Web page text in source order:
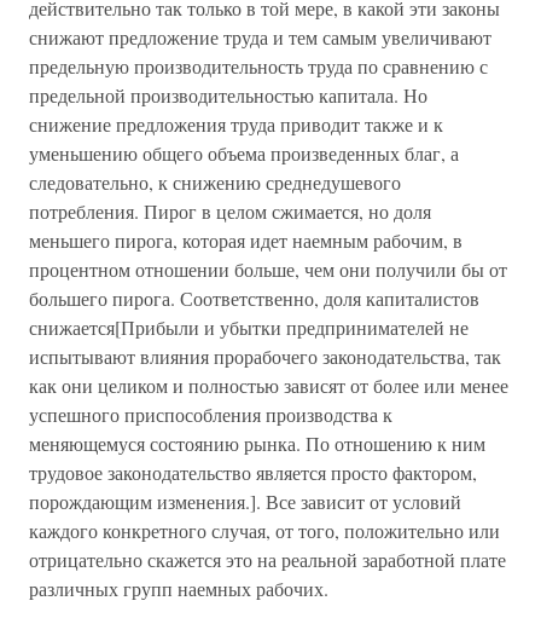
действительно так только в той мере, в какой эти законы
снижают предложение труда и тем самым увеличивают
предельную производительность труда по сравнению с
предельной производительностью капитала. Но
снижение предложения труда приводит также и к
уменьшению общего объема произведенных благ, а
следовательно, к снижению среднедушевого
потребления. Пирог в целом сжимается, но доля
меньшего пирога, которая идет наемным рабочим, в
процентном отношении больше, чем они получили бы от
большего пирога. Соответственно, доля капиталистов
снижается[Прибыли и убытки предпринимателей не
испытывают влияния прорабочего законодательства, так
как они целиком и полностью зависят от более или менее
успешного приспособления производства к
меняющемуся состоянию рынка. По отношению к ним
трудовое законодательство является просто фактором,
порождающим изменения.]. Все зависит от условий
каждого конкретного случая, от того, положительно или
отрицательно скажется это на реальной заработной плате
различных групп наемных рабочих.